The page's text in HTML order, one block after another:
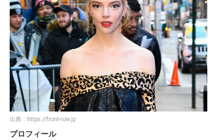
出典： https://front-row.jp
プロフィール